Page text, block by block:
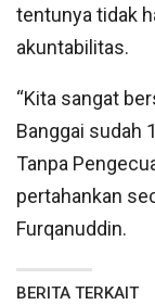
tentunya tidak
akuntabilitas.
“Kita sangat
Banggai sudah
Tanpa
pertahankan
Furqanuddin.
BERITA TERKAIT